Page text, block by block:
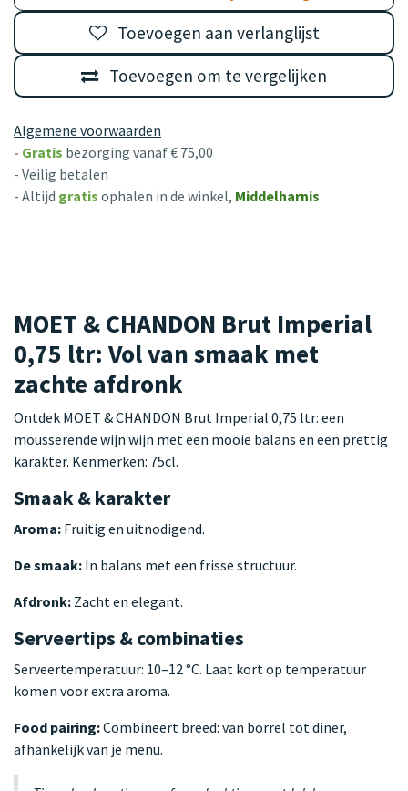
Toevoegen om te vergelijken
Toevoegen aan verlanglijst
Algemene voorwaarden
- Gratis bezorging vanaf € 75,00
- Veilig betalen
- Altijd gratis ophalen in de winkel, Middelharnis
MOET & CHANDON Brut Imperial
0,75 ltr: Vol van smaak met
zachte afdronk
Ontdek MOET & CHANDON Brut Imperial 0,75 ltr: een
mousserende wijn wijn met een mooie balans en een prettig
karakter. Kenmerken: 75cl.
Smaak & karakter
Aroma: Fruitig en uitnodigend.
De smaak: In balans met een frisse structuur.
Afdronk: Zacht en elegant.
Serveertips & combinaties
Serveertemperatuur: 10–12 °C. Laat kort op temperatuur
komen voor extra aroma.
Food pairing:Combineert breed: van borrel tot diner,
afhankelijk van je menu.